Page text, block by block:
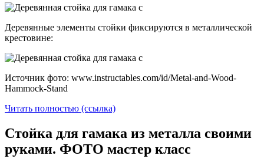
Деревянные элементы стойки фиксируются в металлической
крестовине:
Источник фото: www.instructables.com/id/Metal-and-Wood-
Hammock-Stand
Читать полностью (ссылка)
Стойка для гамака из металла своими
руками. ФОТО мастер класс